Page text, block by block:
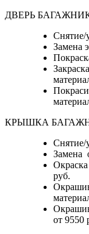
ДВЕРЬ
Снятие/
Замена
КРЫШКА
Снятие/
Замена
руб.
от 9550